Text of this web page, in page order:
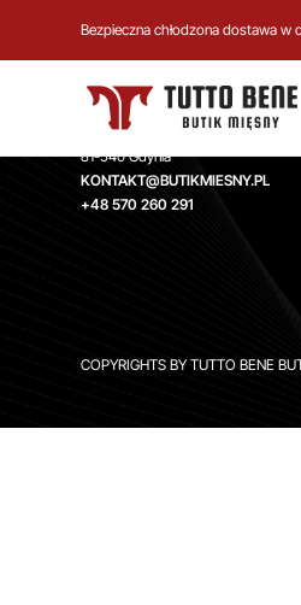
Bezpieczna chłodzona dostawa w
TUTTO BENE BUTIK
Aleja Zwycięstwa 244,
81-540 Gdynia
KONTAKT@BUTIKMIESNY.PL
+48 570 260 291
COPYRIGHTS BY TUTTO BENE